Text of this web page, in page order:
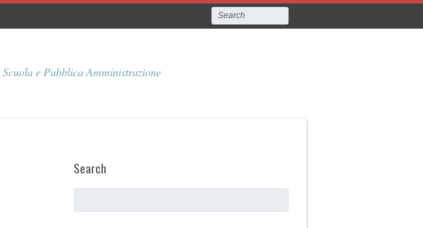
e Pubblica Amministrazione
Search